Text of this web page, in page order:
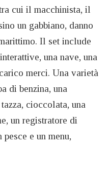
cui il macchinista, il
un gabbiano, danno
Il set include
una nave, una
merci. Una varietà
di benzina, una
cioccolata, una
un registratore di
pesce e un menu,